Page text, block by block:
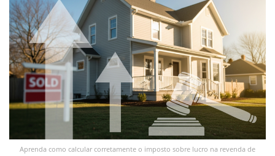
Aprenda como calcular corretamente o imposto sobre lucro na revenda de